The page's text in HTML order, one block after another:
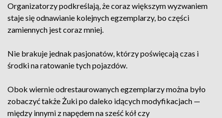
Organizatorzy podkreślają, że coraz większym wyzwaniem
staje się odnawianie kolejnych egzemplarzy, bo części
zamiennych jest coraz mniej.
Nie brakuje jednak pasjonatów, którzy poświęcają czas i
środki na ratowanie tych pojazdów.
Obok wiernie odrestaurowanych egzemplarzy można było
zobaczyć także Żuki po daleko idących modyfikacjach —
między innymi z napędem na sześć kół czy